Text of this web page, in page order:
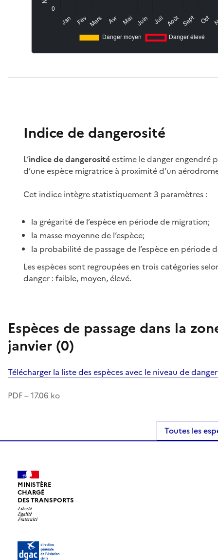
Indice de dangerosité
L’indice de dangerositéestime le danger engendré
d’une espèce migratrice à proximité d’un
Cet indice intègre statistiquement 3 paramètres :
la grégarité de l’espèce en période de migration;
la masse moyenne de l’espèce;
la probabilité de passage de l’espèce en période
Les espèces sont regroupées en trois catégories
danger : faible, moyen, élevé.
Espèces de passage dans la
janvier (0)
Télécharger la liste des espèces avec le niveau de
PDF – 17.06 ko
Toutes les
MINISTÈRE
CHARGÉ
DES TRANSPORTS